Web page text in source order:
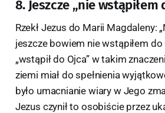
8. Jeszcze „nie wstąpiłem
Rzekł Jezus do Marii Magdaleny:
jeszcze bowiem nie wstąpiłem do
„wstąpił do Ojca” w takim
ziemi miał do spełnienia
było umacnianie wiary w Jego
Jezus czynił to osobiście przez